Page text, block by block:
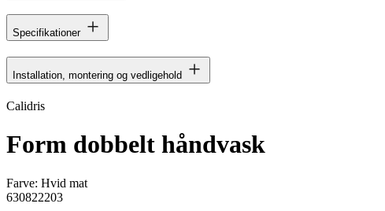
Specifikationer
Installation, montering og vedligehold
Calidris
Form dobbelt håndvask
Farve: Hvid mat
630822203